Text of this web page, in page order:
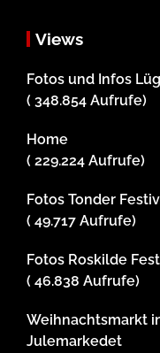
Views
Fotos und Infos
( 348.854 Aufrufe)
Home
( 229.224 Aufrufe)
Fotos Tonder
( 49.717 Aufrufe)
Fotos Roskilde
( 46.838 Aufrufe)
Weihnachtsmarkt
Julemarkedet